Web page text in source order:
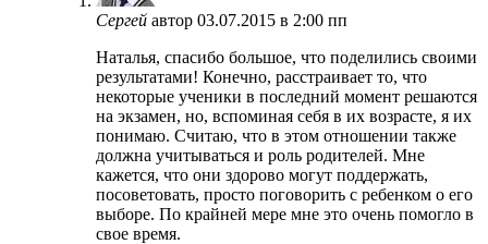
Сергей автор 03.07.2015 в 2:00 пп
Наталья, спасибо большое, что поделились своими
результатами! Конечно, расстраивает то, что
некоторые ученики в последний момент решаются
на экзамен, но, вспоминая себя в их возрасте, я их
понимаю. Считаю, что в этом отношении также
должна учитываться и роль родителей. Мне
кажется, что они здорово могут поддержать,
посоветовать, просто поговорить с ребенком о его
выборе. По крайней мере мне это очень помогло в
свое время.